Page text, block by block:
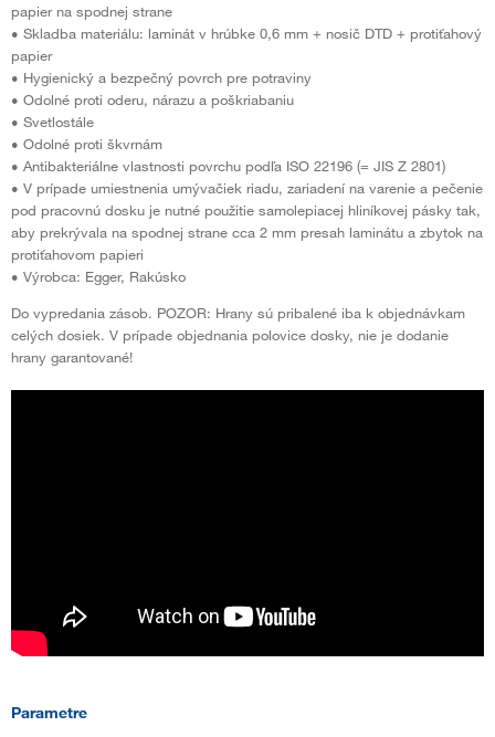
papier na spodnej strane
• Skladba materiálu: laminát v hrúbke 0,6 mm + nosič DTD + protiťahový
papier
• Hygienický a bezpečný povrch pre potraviny
• Odolné proti oderu, nárazu a poškriabaniu
• Svetlostále
• Odolné proti škvrnám
• Antibakteriálne vlastnosti povrchu podľa ISO 22196 (= JIS Z 2801)
• V prípade umiestnenia umývačiek riadu, zariadení na varenie a pečenie
pod pracovnú dosku je nutné použitie samolepiacej hliníkovej pásky tak,
aby prekrývala na spodnej strane cca 2 mm presah laminátu a zbytok na
protiťahovom papieri
• Výrobca: Egger, Rakúsko
Do vypredania zásob. POZOR: Hrany sú pribalené iba k objednávkam
celých dosiek. V prípade objednania polovice dosky, nie je dodanie
hrany garantované!
Parametre